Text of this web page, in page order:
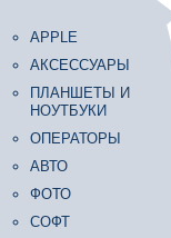
APPLE
АКСЕССУАРЫ
ПЛАНШЕТЫ И
НОУТБУКИ
ОПЕРАТОРЫ
АВТО
ФОТО
СОФТ